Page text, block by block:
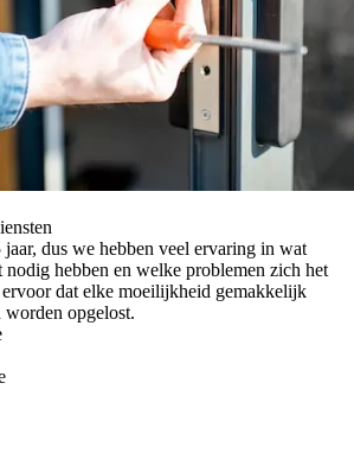
dus we hebben veel ervaring in wat
nodig hebben en welke problemen zich het
dat elke moeilijkheid gemakkelijk
worden opgelost.